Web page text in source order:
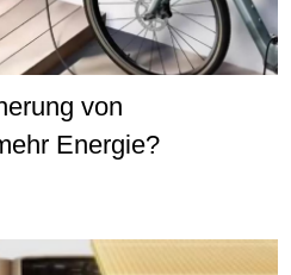
von
Energie?